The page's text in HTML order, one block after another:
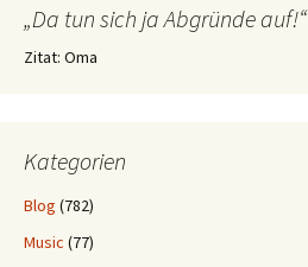
„Da tun sich ja Abgründe auf!“
Zitat: Oma
Kategorien
Blog (782)
Music (77)